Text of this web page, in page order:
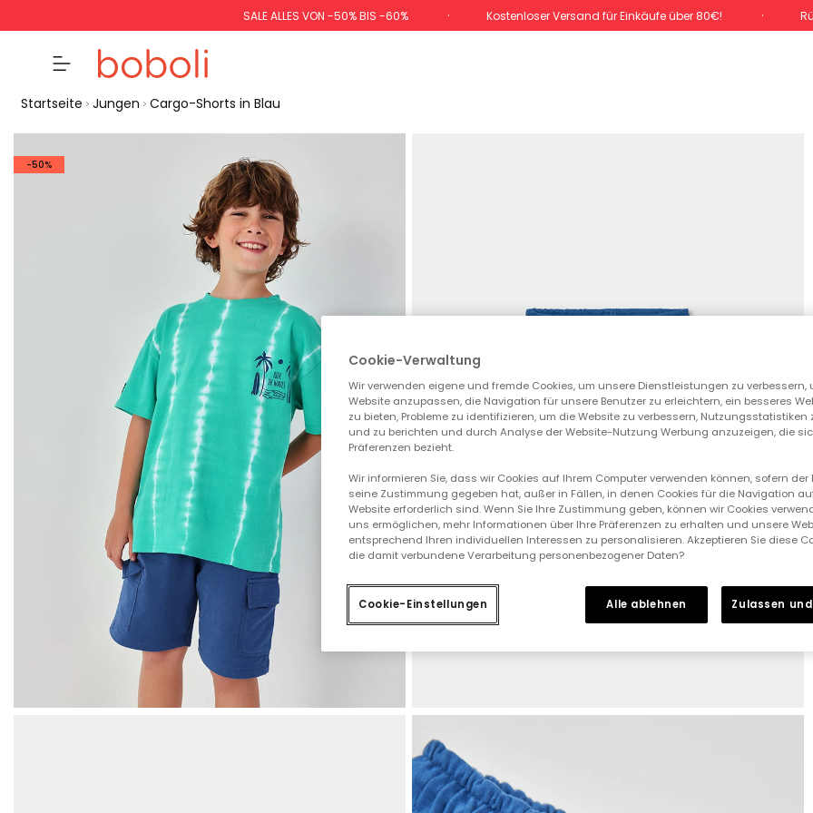
SALE ALLES VON -50% BIS -60% Kostenloser Versand für Einkäufe über 80€!
Startseite Jungen Cargo-Shorts in Blau
-50%
Cookie-Verwaltung
Wir verwenden eigene und fremde Cookies, um unsere Dienstleistungen zu verbessern,
Website anzupassen, die Navigation für unsere Benutzer zu erleichtern, ein besseres
zu bieten, Probleme zu identifizieren, um die Website zu verbessern, Nutzungsstatistiken
und zu berichten und durch Analyse der Website-Nutzung Werbung anzuzeigen, die
Präferenzen bezieht.
Wir informieren Sie, dass wir Cookies auf Ihrem Computer verwenden können, sofern der
seine Zustimmung gegeben hat, außer in Fällen, in denen Cookies für die Navigation
Website erforderlich sind. Wenn Sie Ihre Zustimmung geben, können wir Cookies
uns ermöglichen, mehr Informationen über Ihre Präferenzen zu erhalten und unsere
entsprechend Ihren individuellen Interessen zu personalisieren. Akzeptieren Sie diese
die damit verbundene Verarbeitung personenbezogener Daten?
Cookie-Einstellungen Alle ablehnen Zulassen